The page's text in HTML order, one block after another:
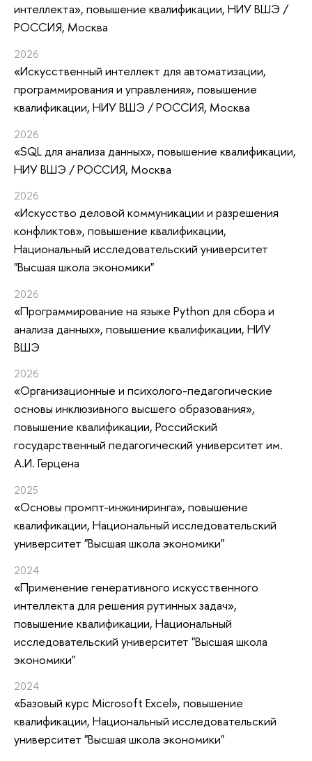
интеллекта», повышение квалификации, НИУ ВШЭ /
РОССИЯ, Москва
2026
«Искусственный интеллект для автоматизации,
программирования и управления», повышение
квалификации, НИУ ВШЭ / РОССИЯ, Москва
2026
«SQL для анализа данных», повышение квалификации,
НИУ ВШЭ / РОССИЯ, Москва
2026
«Искусство деловой коммуникации и разрешения
конфликтов», повышение квалификации,
Национальный исследовательский университет
"Высшая школа экономики"
2026
«Программирование на языке Python для сбора и
анализа данных», повышение квалификации, НИУ
ВШЭ
2026
«Организационные и психолого-педагогические
основы инклюзивного высшего образования»,
повышение квалификации, Российский
государственный педагогический университет им.
А.И. Герцена
2025
«Основы промпт-инжиниринга», повышение
квалификации, Национальный исследовательский
университет "Высшая школа экономики"
2024
«Применение генеративного искусственного
интеллекта для решения рутинных задач»,
повышение квалификации, Национальный
исследовательский университет "Высшая школа
экономики"
2024
«Базовый курс Microsoft Excel», повышение
квалификации, Национальный исследовательский
университет "Высшая школа экономики"